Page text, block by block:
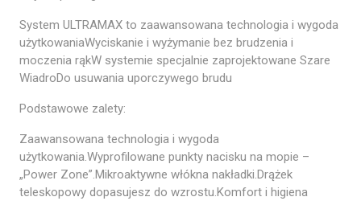
System ULTRAMAX to zaawansowana technologia i wygoda
użytkowaniaWyciskanie i wyżymanie bez brudzenia i
moczenia rąkW systemie specjalnie zaprojektowane Szare
WiadroDo usuwania uporczywego brudu
Podstawowe zalety:
Zaawansowana technologia i wygoda
użytkowania.Wyprofilowane punkty nacisku na mopie –
„Power Zone”.Mikroaktywne włókna nakładki.Drążek
teleskopowy dopasujesz do wzrostu.Komfort i higiena